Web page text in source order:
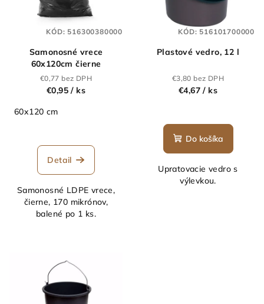
Samonosné vrece
60x120cm čierne
€0,77 bez DPH
€0,95/ ks
60x120 cm
Detail
Samonosné LDPE vrece,
čierne, 170 mikrónov,
balené po 1 ks.
KÓD: 516300380000
Plastové vedro, 12 l
€3,80 bez DPH
€4,67/ ks
Do košíka
Upratovacie vedro s
výlevkou.
KÓD: 516101700000